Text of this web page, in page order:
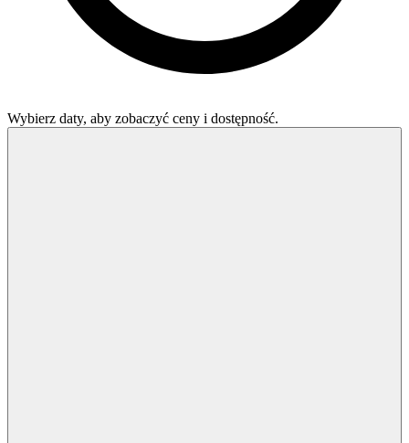
Wybierz daty, aby zobaczyć ceny i dostępność.